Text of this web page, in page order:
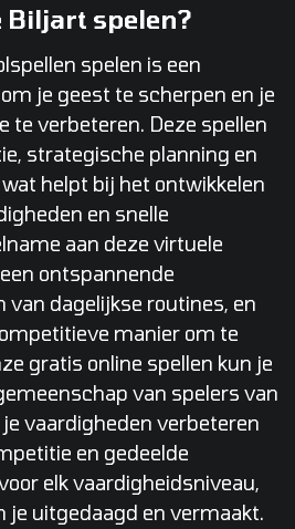
Biljart spelen?
spelen is een
je geest te scherpen en je
te verbeteren. Deze spellen
strategische planning en
helpt bij het ontwikkelen
en snelle
aan deze virtuele
ontspannende
van dagelijkse routines, en
manier om te
gratis online spellen kun je
van spelers van
vaardigheden verbeteren
en gedeelde
elk vaardigheidsniveau,
je uitgedaagd en vermaakt.